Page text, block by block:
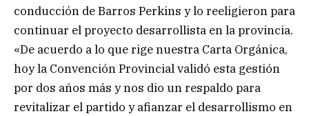
conducción de Barros Perkins y lo reeligieron para
continuar el proyecto desarrollista en la provincia.
«De acuerdo a lo que rige nuestra Carta Orgánica,
hoy la Convención Provincial validó esta gestión
por dos años más y nos dio un respaldo para
revitalizar el partido y afianzar el desarrollismo en